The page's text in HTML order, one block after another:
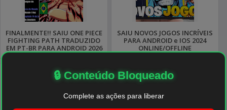
FINALMENTE!! SAIU ONE PIECE
FIGHTING PATH TRADUZIDO
EM PT-BR PARA ANDROID 2026
SAIU NOVOS JOGOS INCRÍVEIS
PARA ANDROID e IOS 2024
ONLINE/OFFLINE
🔒 Conteúdo Bloqueado
Complete as ações para liberar